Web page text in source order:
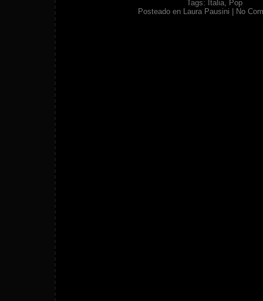
Tags: Italia, Pop
Posteado en Laura Pausini No